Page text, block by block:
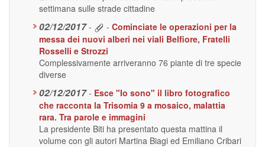
settimana sulle strade cittadine
02/12/2017 - - Cominciate le operazioni per la
messa dei nuovi alberi nei viali Belfiore, Fratelli
Rosselli e Strozzi
Complessivamente arriveranno 76 piante di tre specie
diverse
02/12/2017 - Esce "Io sono" il libro fotografico
che racconta la Trisomia 9 a mosaico, malattia
rara. Tra parole e immagini
La presidente Biti ha presentato questa mattina il
volume con gli autori Martina Biagi ed Emiliano Cribari